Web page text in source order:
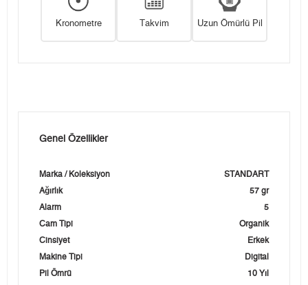
Kronometre Takvim Uzun Ömürlü Pil
Genel Özellikler
Marka / Koleksiyon
STANDART
Ağırlık
57 gr
Alarm
5
Cam Tipi
Organik
Cinsiyet
Erkek
Makine Tipi
Digital
Pil Ömrü
10 Yıl